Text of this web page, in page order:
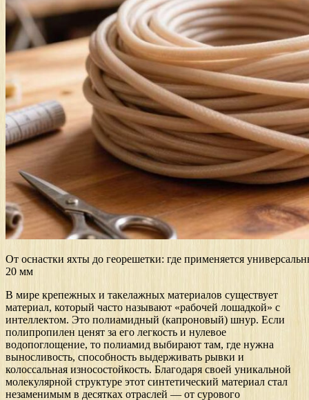
От оснастки яхты до георешетки: где применяется
20 мм
В мире крепежных и такелажных материалов существует
материал, который часто называют «рабочей лошадкой» с
интеллектом. Это полиамидный (капроновый) шнур. Если
полипропилен ценят за его легкость и нулевое
водопоглощение, то полиамид выбирают там, где нужна
выносливость, способность выдерживать рывки и
колоссальная износостойкость. Благодаря своей уникальной
молекулярной структуре этот синтетический материал стал
незаменимым в десятках отраслей — от сурового